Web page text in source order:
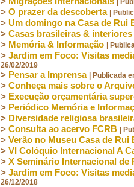
> O prazer da descoberta |
> Um domingo na Casa de Rui
> Casas brasileiras & interiores
> Memória & Informação |
> Jardim em Foco: Visitas
26/02/2019
> Pensar a Imprensa | Publicada
> Conheça mais sobre o
> Execução orçamentária
> Periódico Memória e
> Diversidade religiosa
> Consulta ao acervo FCRB |
> Verão no Museu Casa de Rui
> VI Colóquio Internacional A
> X Seminário Internacional de
> Jardim em Foco: Visitas
26/12/2018